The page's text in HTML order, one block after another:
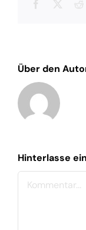
Facebook
Über den
Hinterlasse
Kommentar